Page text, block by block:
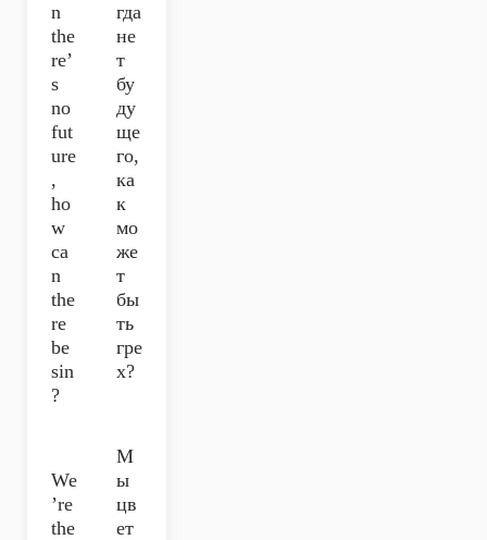
n
the
re’
s
no
fut
ure
,
ho
w
ca
n
the
re
be
sin
?
гда
не
т
бу
ду
ще
го,
ка
к
мо
же
т
бы
ть
гре
х?
We
’re
the
М
ы
цв
ет